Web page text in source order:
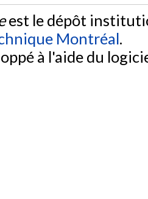
est le dépôt
Montréal.
à l'aide du